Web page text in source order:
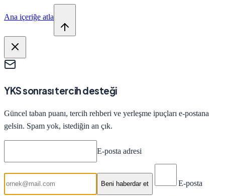
Ana içeriğe atla
YKS sonrası tercih desteği
Güncel taban puanı, tercih rehberi ve yerleşme ipuçları e-postana
gelsin. Spam yok, istediğin an çık.
E-posta adresi
Beni haberdar et E-posta